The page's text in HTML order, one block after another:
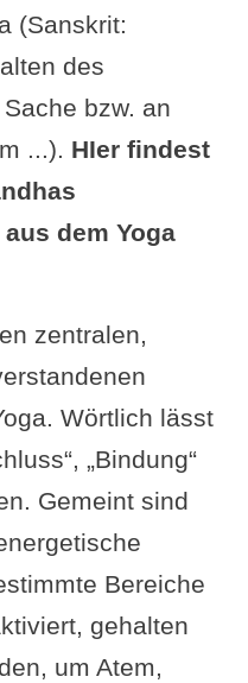
(Sanskrit:
des
bzw. an
...). HIer findest
dem Yoga
zentralen,
Wörtlich lässt
„Bindung“
Gemeint sind
Bereiche
gehalten
um Atem,